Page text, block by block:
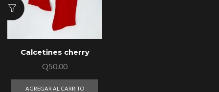
Calcetines cherry
Q50.00
AGREGAR AL CARRITO